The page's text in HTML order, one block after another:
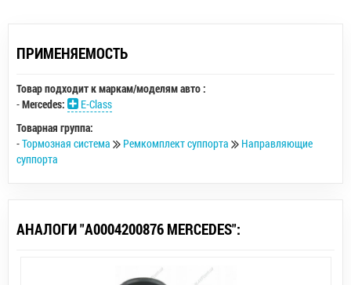
ПРИМЕНЯЕМОСТЬ
Товар подходит к маркам/моделям авто :
-Mercedes:
E-Class
Товарная группа:
-Тормозная система Ремкомплект суппорта
Направляющие
суппорта
АНАЛОГИ "A0004200876 MERCEDES":